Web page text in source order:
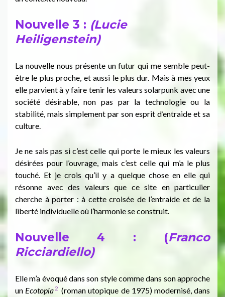
Nouvelle 3 : (Lucie
Heiligenstein)
La nouvelle nous présente un futur qui me semble peut-
être le plus proche, et aussi le plus dur. Mais à mes yeux
elle parvient à y faire tenir les valeurs solarpunk avec une
société désirable, non pas par la technologie ou la
stabilité, mais simplement par son esprit d’entraide et sa
culture.
Je ne sais pas si c’est celle qui porte le mieux les valeurs
désirées pour l’ouvrage, mais c’est celle qui m’a le plus
touché. Et je crois qu’il y a quelque chose en elle qui
résonne avec des valeurs que ce site en particulier
cherche à porter : à cette croisée de l’entraide et de la
liberté individuelle où l’harmonie se construit.
Nouvelle 4 : (Franco
Ricciardiello)
Elle m’a évoqué dans son style comme dans son approche
un Ecotopia2 (roman utopique de 1975) modernisé, dans